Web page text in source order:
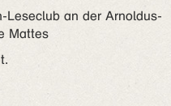
Leseclub an der Arnoldus-
Mattes